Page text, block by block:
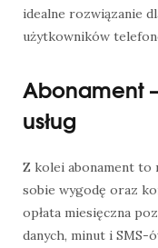
idealne rozwiązanie
użytkowników
Abonament
usług
Z kolei abonament to
sobie wygodę oraz
opłata miesięczna
danych, minut i SMS-